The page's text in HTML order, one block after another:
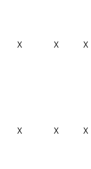
X X X
X X X